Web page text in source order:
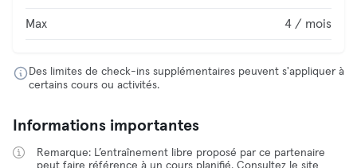
Max 4 / mois
Des limites de check-ins supplémentaires peuvent s'appliquer à
certains cours ou activités.
Informations importantes
Remarque: L’entraînement libre proposé par ce partenaire
peut faire référence à un cours planifié. Consultez le site